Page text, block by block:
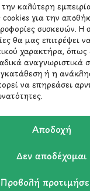
καλύτερη
cookies για την
συσκευών. Η
θα μας επιτρέψει
χαρακτήρα, όπως
αναγνωριστικά
ή η
να επηρεάσει
Αποδοχή
Δεν αποδέχομαι
Προβολή
Center (Ισόγειο)
56,
15561